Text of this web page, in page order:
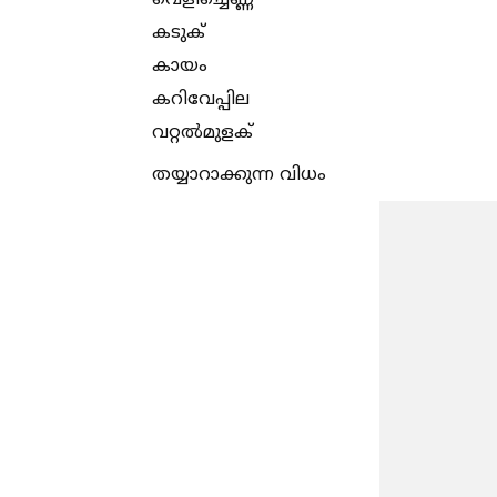
കടുക്
കായം
കറിവേപ്പില
വറ്റല്‍മുളക്
തയ്യാറാക്കുന്ന വിധം